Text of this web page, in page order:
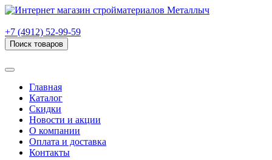
+7 (4912) 52-99-59
Поиск товаров
Главная
Каталог
Скидки
Новости и акции
О компании
Оплата и доставка
Контакты